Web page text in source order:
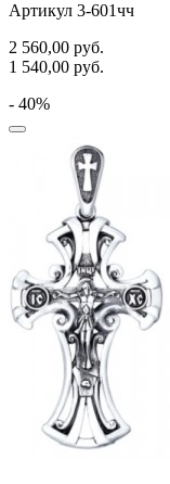
Артикул 3-601чч
2 560,00 руб.
1 540,00 руб.
- 40%